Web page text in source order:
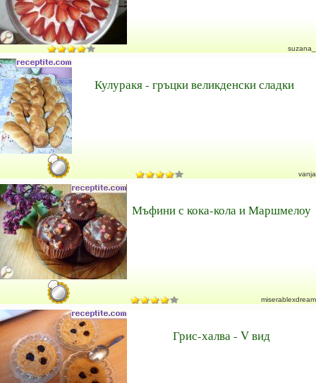
suzana_
Кулуракя - гръцки великденски сладки
vanja
Мъфини с кока-кола и Маршмелоу
miserablexdream
Грис-халва - V вид